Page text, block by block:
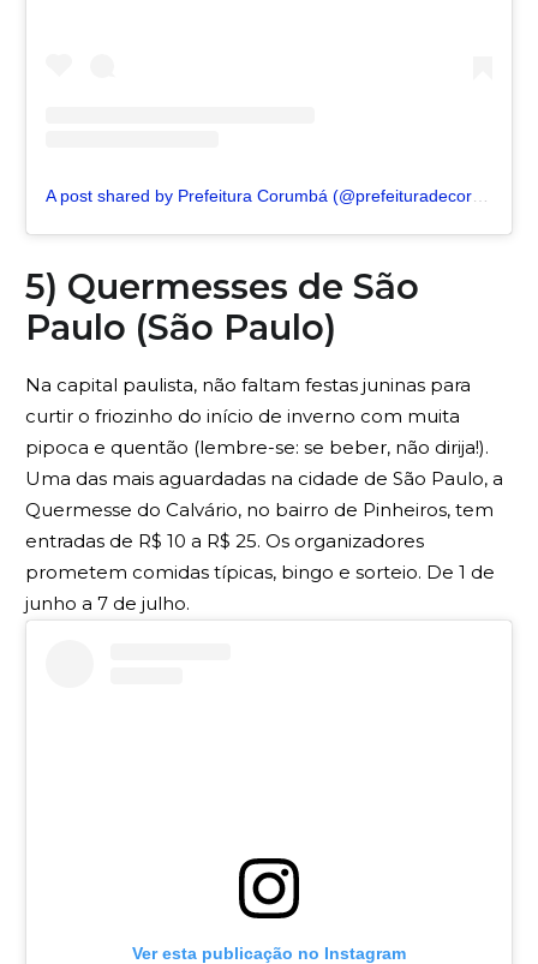
A post shared by Prefeitura Corumbá (@prefeituradecorumba)
5) Quermesses de São
Paulo (São Paulo)
Na capital paulista, não faltam festas juninas para
curtir o friozinho do início de inverno com muita
pipoca e quentão (lembre-se: se beber, não dirija!).
Uma das mais aguardadas na cidade de São Paulo, a
Quermesse do Calvário, no bairro de Pinheiros, tem
entradas de R$ 10 a R$ 25. Os organizadores
prometem comidas típicas, bingo e sorteio. De 1 de
junho a 7 de julho.
Ver esta publicação no Instagram